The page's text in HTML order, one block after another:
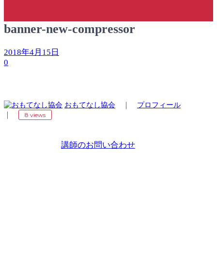
banner-new-compressor
2018年4月15日
0
おもてなし協会
プロフィール
8 views
講師のお問い合わせ